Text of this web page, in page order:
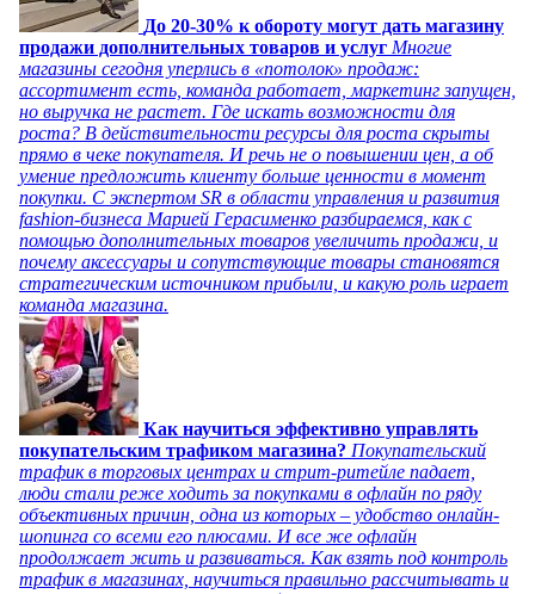
До 20-30% к обороту могут дать магазину
продажи дополнительных товаров и услуг Многие
магазины сегодня уперлись в «потолок» продаж:
ассортимент есть, команда работает, маркетинг запущен,
но выручка не растет. Где искать возможности для
роста? В действительности ресурсы для роста скрыты
прямо в чеке покупателя. И речь не о повышении цен, а об
умение предложить клиенту больше ценности в момент
покупки. С экспертом SR в области управления и развития
fashion-бизнеса Марией Герасименко разбираемся, как с
помощью дополнительных товаров увеличить продажи, и
почему аксессуары и сопутствующие товары становятся
стратегическим источником прибыли, и какую роль играет
команда магазина.
Как научиться эффективно управлять
покупательским трафиком магазина? Покупательский
трафик в торговых центрах и стрит-ритейле падает,
люди стали реже ходить за покупками в офлайн по ряду
объективных причин, одна из которых – удобство онлайн-
шопинга со всеми его плюсами. И все же офлайн
продолжает жить и развиваться. Как взять под контроль
трафик в магазинах, научиться правильно рассчитывать и